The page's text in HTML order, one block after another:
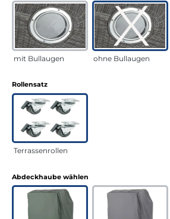
mit Bullaugen ohne Bullaugen
Rollensatzauswählen
Terrassenrollen
Abdeckhaube wählen